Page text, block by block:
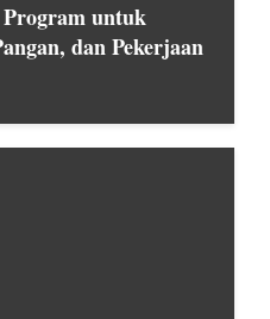
untuk
dan Pekerjaan